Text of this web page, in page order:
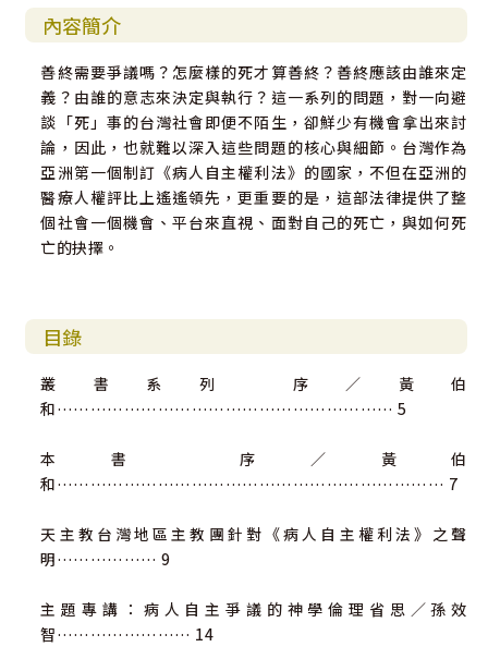
內容簡介
善終需要爭議嗎？怎麼樣的死才算善終？善終應該由誰來定
義？由誰的意志來決定與執行？這一系列的問題，對一向避
談「死」事的台灣社會即便不陌生，卻鮮少有機會拿出來討
論，因此，也就難以深入這些問題的核心與細節。台灣作為
亞洲第一個制訂《病人自主權利法》的國家，不但在亞洲的
醫療人權評比上遙遙領先，更重要的是，這部法律提供了整
個社會一個機會、平台來直視、面對自己的死亡，與如何死
亡的抉擇。
目錄
叢書系列 序／黃伯
和…………………………………………………… 5
本書 序／黃伯
和…………………………………………………………… 7
天主教台灣地區主教團針對《病人自主權利法》之聲
明……………… 9
主題專講：病人自主爭議的神學倫理省思／孫效
智…………………… 14